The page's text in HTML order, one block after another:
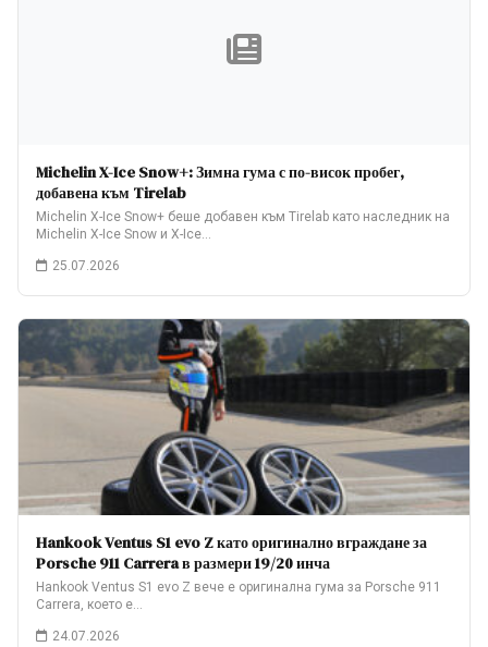
Michelin X-Ice Snow+: Зимна гума с по-висок пробег,
добавена към Tirelab
Michelin X-Ice Snow+ беше добавен към Tirelab като наследник на
Michelin X-Ice Snow и X-Ice…
25.07.2026
Hankook Ventus S1 evo Z като оригинално вграждане за
Porsche 911 Carrera в размери 19/20 инча
Hankook Ventus S1 evo Z вече е оригинална гума за Porsche 911
Carrera, което е…
24.07.2026